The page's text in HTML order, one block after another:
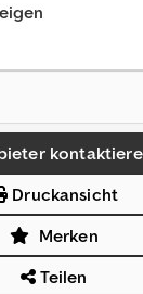
Druckansicht
Merken
Teilen